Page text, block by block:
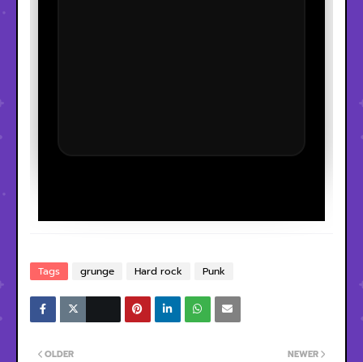
Tags grunge Hard rock Punk
NEWER
OLDER